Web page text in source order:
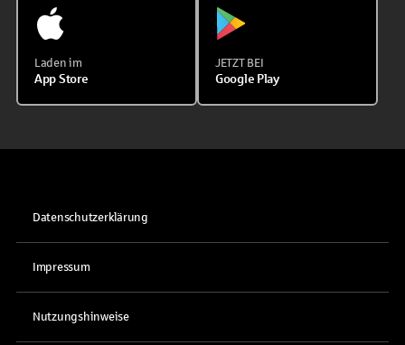
Laden im
App Store
JETZT BEI
Google Play
Datenschutzerklärung
Impressum
Nutzungshinweise